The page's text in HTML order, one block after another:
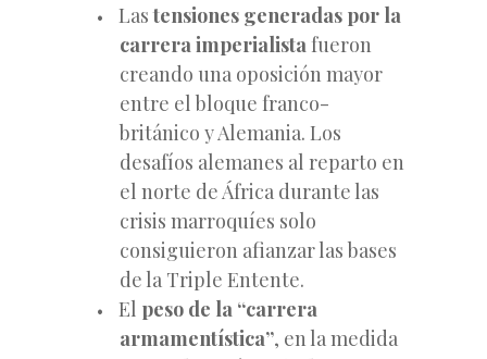
Lastensiones generadas por la
carrera imperialistafueron
creando una oposición mayor
entre el bloque franco-
británico y Alemania. Los
desafíos alemanes al reparto en
el norte de África durante las
crisis marroquíes solo
consiguieron afianzar las bases
de la Triple Entente.
El peso de la “carrera
armamentística”, en la medida